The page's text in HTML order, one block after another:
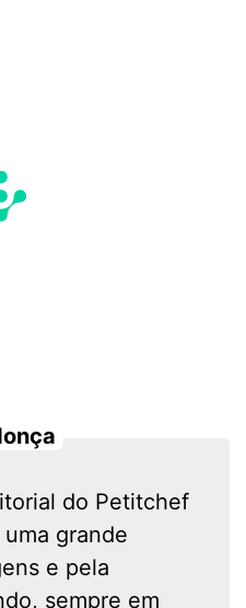
do Petitchef
grande
e pela
sempre em